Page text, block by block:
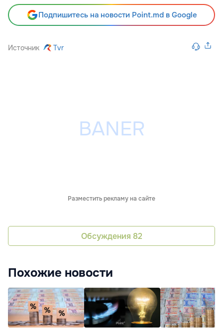
Подпишитесь на новости Point.md в Google
Источник Tvr
Разместить рекламу на сайте
Обсуждения 82
Похожие новости